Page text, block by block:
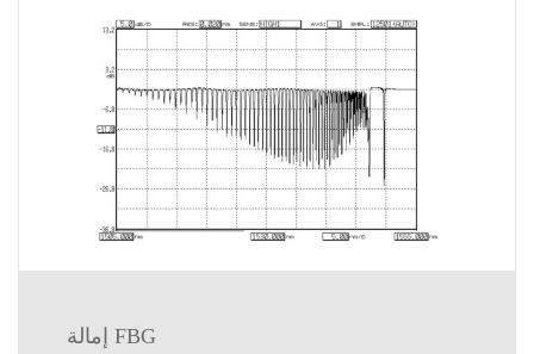
إمالة FBG